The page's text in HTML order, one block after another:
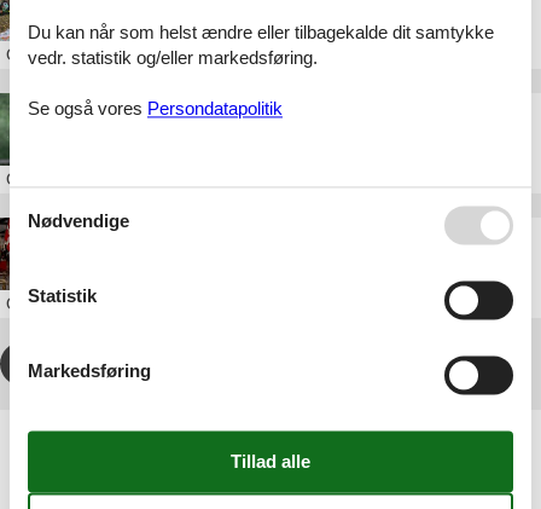
OmIsefjord
Falkonergården
Om
OmOdsherred
2 3
Artikeltyper
Attraktion
Du kan når som helst ændre eller tilbagekalde dit samtykke
vedr. statistik og/eller markedsføring.
Se også vores Persondatapolitik
Nødvendige
Statistik
Markedsføring